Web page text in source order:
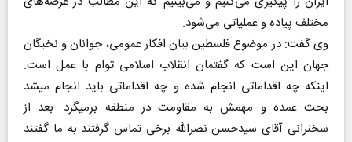
مختلف پیاده و عملیاتی می‌شود.
وی گفت: در موضوع فلسطین بیان افکار عمومی، جوانان و نخبگان
جهان این است که گفتمان انقلاب اسلامی توام با عمل است.
اینکه چه اقداماتی انجام شده و چه اقداماتی باید انجام میشد
بحث عمده و مهمش به مقاومت در منطقه برمیگرد. بعد از
سخنرانی آقای سیدحسن نصرالله برخی تماس گرفتند به ما گفتند